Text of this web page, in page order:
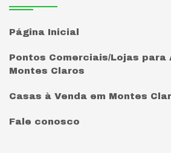
Página Inicial
Pontos Comerciais/Lojas para
Montes Claros
Casas à Venda em Montes
Fale conosco